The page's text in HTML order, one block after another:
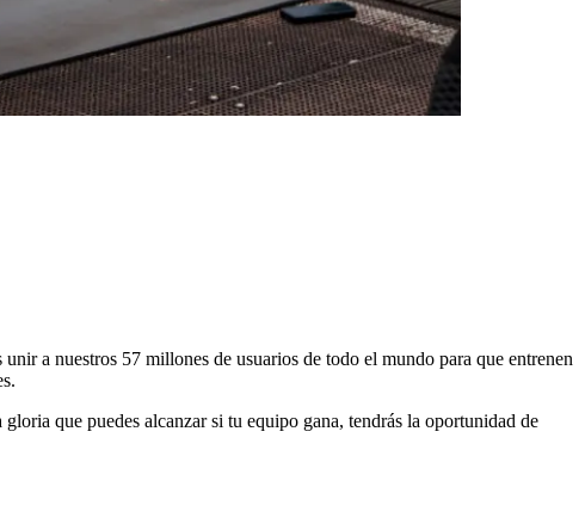
a nuestros 57 millones de usuarios de todo el mundo para que entrenen
que puedes alcanzar si tu equipo gana, tendrás la oportunidad de